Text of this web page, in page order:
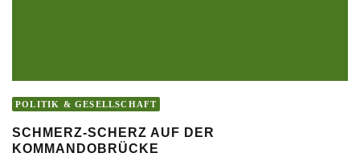
POLITIK & GESELLSCHAFT
SCHMERZ-SCHERZ AUF DER
KOMMANDOBRÜCKE